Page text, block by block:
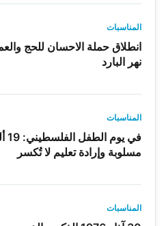
المناسبات
انطلاق حملة الاحسان للحج
نهر البارد
المناسبات
مسلوبة وإرادة تعليم لا تُكسر
المناسبات